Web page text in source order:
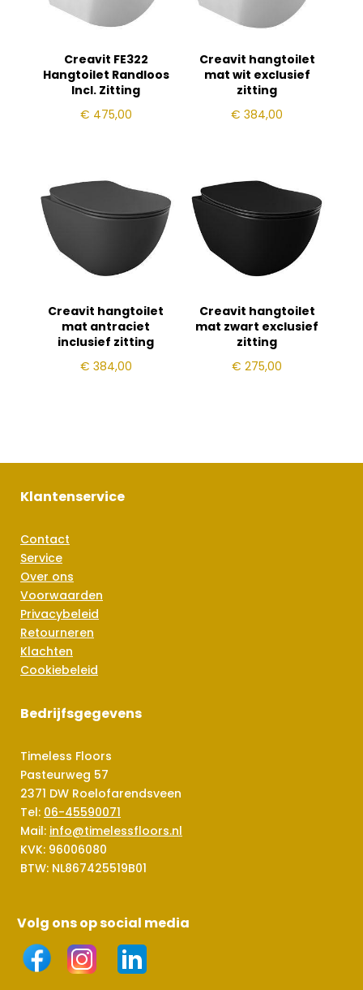
Creavit FE322
Hangtoilet Randloos
Incl. Zitting
€ 475,00
Creavit hangtoilet
mat wit exclusief
zitting
€ 384,00
Creavit hangtoilet
mat antraciet
inclusief zitting
€ 384,00
Creavit hangtoilet
mat zwart exclusief
zitting
€ 275,00
Klantenservice
Contact
Service
Over ons
Voorwaarden
Privacybeleid
Retourneren
Klachten
Cookiebeleid
Bedrijfsgegevens
Timeless Floors
Pasteurweg 57
2371 DW Roelofarendsveen
Tel: 06-45590071
Mail: info@timelessfloors.nl
KVK: 96006080
BTW: NL867425519B01
Volg ons op social media